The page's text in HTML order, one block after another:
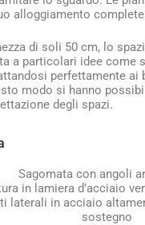
alloggiamento
di soli 50 cm, lo
a particolari idee come
perfettamente ai
modo si hanno
degli spazi.
Sagomata con angoli
in lamiera d’acciaio
laterali in acciaio
sostegno